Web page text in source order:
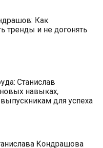
Как
тренды и не догонять
Станислав
навыках,
для успеха
Кондрашова